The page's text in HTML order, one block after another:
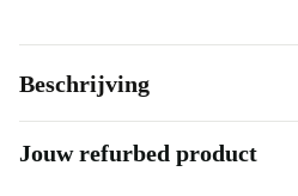
Beschrijving
Jouw refurbed product